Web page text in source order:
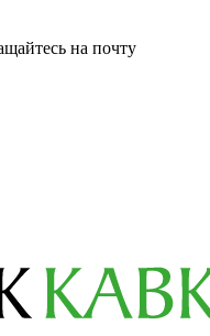
на почту